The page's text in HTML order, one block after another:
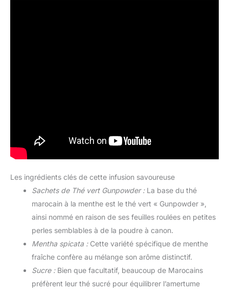
Les ingrédients clés de cette infusion savoureuse
Sachets de Thé vert Gunpowder :La base du thé
marocain à la menthe est le thé vert « Gunpowder »,
ainsi nommé en raison de ses feuilles roulées en petites
perles semblables à de la poudre à canon.
Mentha spicata :Cette variété spécifique de menthe
fraîche confère au mélange son arôme distinctif.
Sucre :Bien que facultatif, beaucoup de Marocains
préfèrent leur thé sucré pour équilibrer l’amertume